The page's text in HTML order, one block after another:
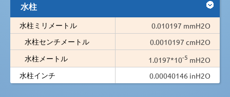
水柱
水柱ミリメートル
0.010197 mmH2O
水柱センチメートル
0.0010197 cmH2O
水柱メートル
1.0197*10-5 mH2O
水柱インチ
0.00040146 inH2O